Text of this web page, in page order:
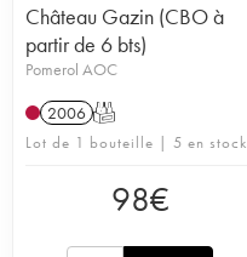
Château Gazin (CBO à
partir de 6 bts)
Pomerol AOC
2006 T
Lot de 1 bouteille | 5 en stock
98€